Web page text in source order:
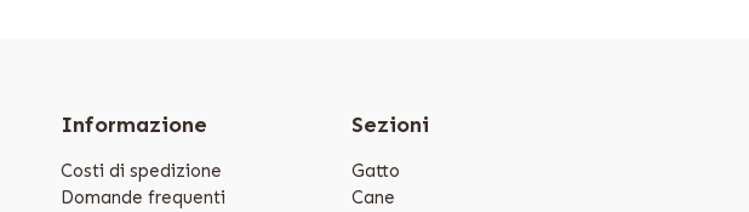
Informazione
Costi di spedizione
Domande frequenti
Sezioni
Gatto
Cane